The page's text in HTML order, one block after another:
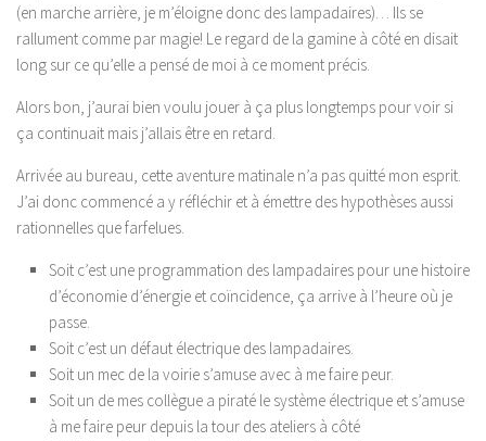
(en marche arrière, je m’éloigne donc des lampadaires)… Ils se
rallument comme par magie! Le regard de la gamine à côté en disait
long sur ce qu’elle a pensé de moi à ce moment précis.
Alors bon, j’aurai bien voulu jouer à ça plus longtemps pour voir si
ça continuait mais j’allais être en retard.
Arrivée au bureau, cette aventure matinale n’a pas quitté mon esprit.
J’ai donc commencé a y réfléchir et à émettre des hypothèses aussi
rationnelles que farfelues.
Soit c’est une programmation des lampadaires pour une histoire
d’économie d’énergie et coïncidence, ça arrive à l’heure où je
passe.
Soit c’est un défaut électrique des lampadaires.
Soit un mec de la voirie s’amuse avec à me faire peur.
Soit un de mes collègue a piraté le système électrique et s’amuse
à me faire peur depuis la tour des ateliers à côté